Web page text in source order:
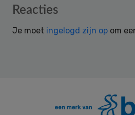
Reader
Reacties
Je moet ingelogd zijn op om